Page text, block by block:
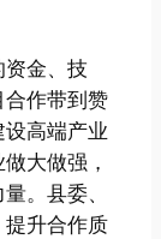
金、技
作带到赞
高端产业
大做强，
。县委、
升合作质